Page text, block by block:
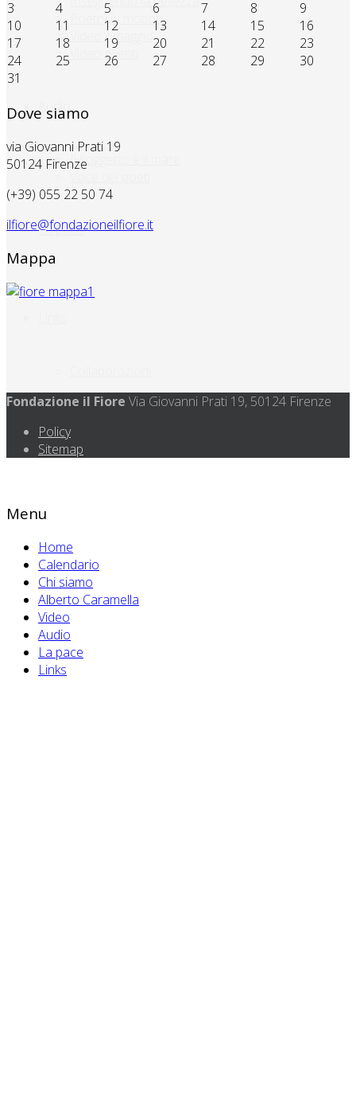
Poetry in motion
Video omaggio
Video eventi
Audio
Il soggetto è il mare
La pace
3
4 5 6 7 8
9
10
11 12 13 14 15
16
17
18 19 20 21 22
23
24
25 26 27 28 29
30
31
Dove siamo
via Giovanni Prati 19
50124 Firenze
(+39) 055 22 50 74
ilfiore@fondazioneilfiore.it
Mappa
Fondazione il Fiore Via Giovanni Prati 19, 50124 Firenze
Policy
Sitemap
Menu
Home
Calendario
Chi siamo
Alberto Caramella
Video
Audio
La pace
Links